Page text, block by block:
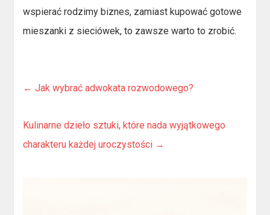
wspierać rodzimy biznes, zamiast kupować gotowe
mieszanki z sieciówek, to zawsze warto to zrobić.
← Jak wybrać adwokata rozwodowego?
Kulinarne dzieło sztuki, które nada wyjątkowego
charakteru każdej uroczystości →